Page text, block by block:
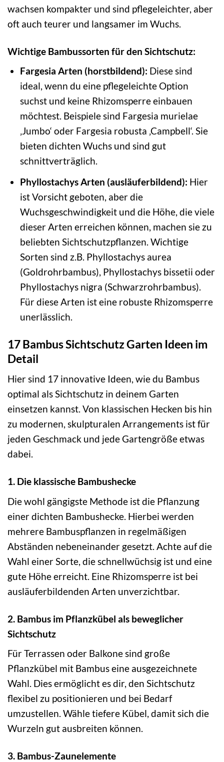
wachsen kompakter und sind pflegeleichter, aber
oft auch teurer und langsamer im Wuchs.
Wichtige Bambussorten für den Sichtschutz:
Fargesia Arten (horstbildend): Diese sind
ideal, wenn du eine pflegeleichte Option
suchst und keine Rhizomsperre einbauen
möchtest. Beispiele sind Fargesia murielae
‚Jumbo‘ oder Fargesia robusta ‚Campbell‘. Sie
bieten dichten Wuchs und sind gut
schnittverträglich.
Phyllostachys Arten (ausläuferbildend): Hier
ist Vorsicht geboten, aber die
Wuchsgeschwindigkeit und die Höhe, die viele
dieser Arten erreichen können, machen sie zu
beliebten Sichtschutzpflanzen. Wichtige
Sorten sind z.B. Phyllostachys aurea
(Goldrohrbambus), Phyllostachys bissetii oder
Phyllostachys nigra (Schwarzrohrbambus).
Für diese Arten ist eine robuste Rhizomsperre
unerlässlich.
17 Bambus Sichtschutz Garten Ideen im
Detail
Hier sind 17 innovative Ideen, wie du Bambus
optimal als Sichtschutz in deinem Garten
einsetzen kannst. Von klassischen Hecken bis hin
zu modernen, skulpturalen Arrangements ist für
jeden Geschmack und jede Gartengröße etwas
dabei.
1. Die klassische Bambushecke
Die wohl gängigste Methode ist die Pflanzung
einer dichten Bambushecke. Hierbei werden
mehrere Bambuspflanzen in regelmäßigen
Abständen nebeneinander gesetzt. Achte auf die
Wahl einer Sorte, die schnellwüchsig ist und eine
gute Höhe erreicht. Eine Rhizomsperre ist bei
ausläuferbildenden Arten unverzichtbar.
2. Bambus im Pflanzkübel als beweglicher
Sichtschutz
Für Terrassen oder Balkone sind große
Pflanzkübel mit Bambus eine ausgezeichnete
Wahl. Dies ermöglicht es dir, den Sichtschutz
flexibel zu positionieren und bei Bedarf
umzustellen. Wähle tiefere Kübel, damit sich die
Wurzeln gut ausbreiten können.
3. Bambus-Zaunelemente